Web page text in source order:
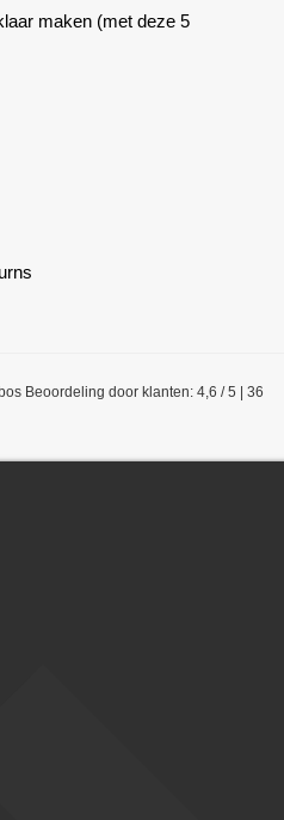
maken (met deze 5
Beoordeling door klanten: 4,6 /5
36